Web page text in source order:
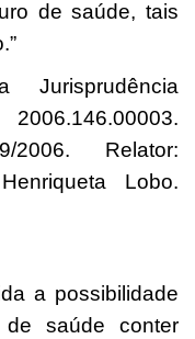
de saúde, tais
Jurisprudência
2006. Relator:
Lobo.
a possibilidade
saúde conter